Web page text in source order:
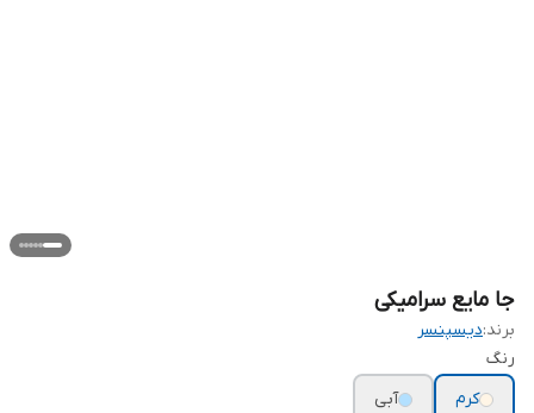
جا مایع سرامیکی
برند:دیسپنسر
رنگ
کرم
آبی